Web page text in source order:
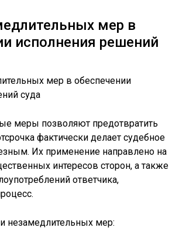
мер в
исполнения решений
меры позволяют предотвратить
фактически делает судебное
Их применение направлено на
интересов сторон, а также
ответчика,
незамедлительных мер: